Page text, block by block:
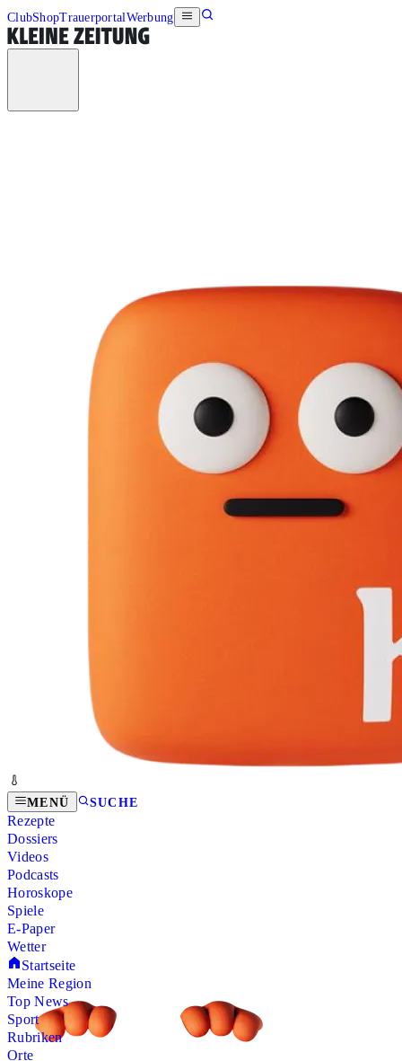
ClubShopTrauerportalWerbung
MENÜ SUCHE
Rezepte
Dossiers
Videos
Podcasts
Horoskope
Spiele
E-Paper
Wetter
Startseite
Meine Region
Top News
Sport
Rubriken
Orte